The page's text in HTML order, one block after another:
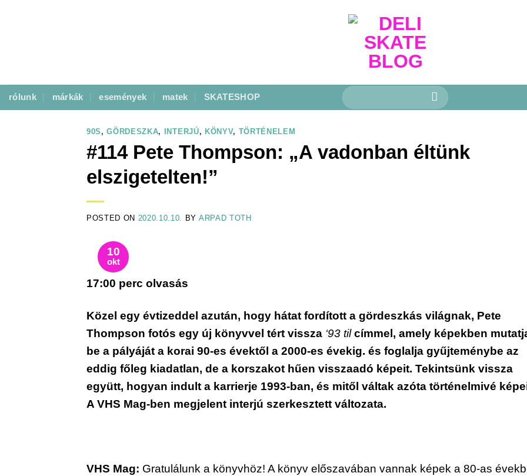
rólunk márkák események matek SKATESHOP
Keresés
a
90S ,GÖRDESZKA, INTERJÚ, KÖNYV, TÖRTÉNELEM
#114 Pete Thompson: „A vadonban éltünk
elszigetelten!”
POSTED ON 2020.10.10. BY ARPAD TOTH
10
okt
17:00 perc olvasás
Közel egy évtizeddel azután, hogy hátat fordított a gördeszkás világnak, Pete
Thompson fotós egy új könyvvel tért vissza ‘93 til címmel, amely képekben
be a pályáját a korai 90-es évektől a 2000-es évekig. és foglalja gyűjteménybe az
eddig főleg kiadatlan, de a korszakot hűen visszaadó képeit. Tekintsünk vissza
együtt, hogyan indult a karrierje 1993-ban, és mitől váltak azóta történelmivé
A VHS Mag-ben megjelent interjú szerkesztett változata.
VHS Mag: Gratulálunk a könyvhöz! A könyv előszavában vannak képek a 80-as